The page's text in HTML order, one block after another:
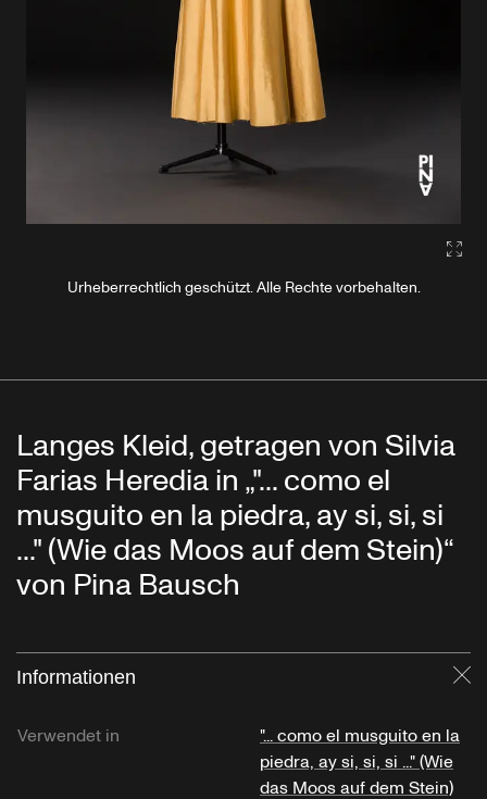
Urheberrechtlich geschützt. Alle Rechte vorbehalten.
Langes Kleid, getragen von Silvia
Farias Heredia in „"... como el
musguito en la piedra, ay si, si, si
..." (Wie das Moos auf dem Stein)“
von Pina Bausch
Informationen
Verwendet in
"... como el musguito en la
piedra, ay si, si, si ..." (Wie
das Moos auf dem Stein)